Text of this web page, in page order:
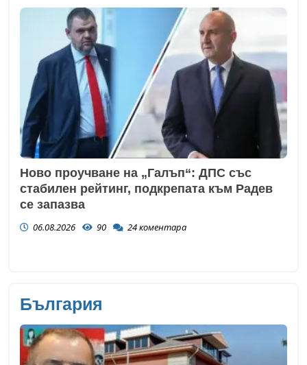
Ново проучване на „Галъп“: ДПС със
стабилен рейтинг, подкрепата към Радев
се запазва
06.08.2026 90 24коментара
България